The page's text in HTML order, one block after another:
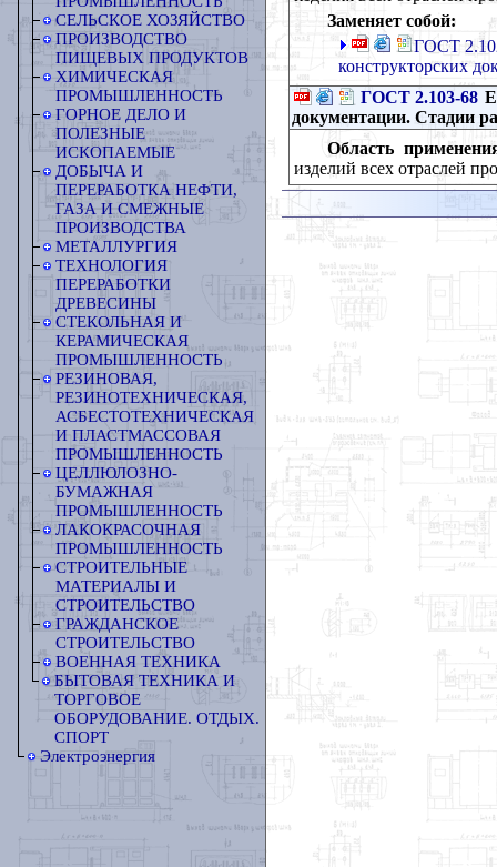
СЕЛЬСКОЕ ХОЗЯЙСТВО
ПРОИЗВОДСТВО
ПИЩЕВЫХ ПРОДУКТОВ
ХИМИЧЕСКАЯ
ПРОМЫШЛЕННОСТЬ
ГОРНОЕ ДЕЛО И
ПОЛЕЗНЫЕ
ИСКОПАЕМЫЕ
ДОБЫЧА И
ПЕРЕРАБОТКА НЕФТИ,
ГАЗА И СМЕЖНЫЕ
ПРОИЗВОДСТВА
МЕТАЛЛУРГИЯ
ТЕХНОЛОГИЯ
ПЕРЕРАБОТКИ
ДРЕВЕСИНЫ
СТЕКОЛЬНАЯ И
КЕРАМИЧЕСКАЯ
ПРОМЫШЛЕННОСТЬ
РЕЗИНОВАЯ,
РЕЗИНОТЕХНИЧЕСКАЯ,
АСБЕСТОТЕХНИЧЕСКАЯ
И ПЛАСТМАССОВАЯ
ПРОМЫШЛЕННОСТЬ
ЦЕЛЛЮЛОЗНО-
БУМАЖНАЯ
ПРОМЫШЛЕННОСТЬ
ЛАКОКРАСОЧНАЯ
ПРОМЫШЛЕННОСТЬ
СТРОИТЕЛЬНЫЕ
МАТЕРИАЛЫ И
СТРОИТЕЛЬСТВО
ГРАЖДАНСКОЕ
СТРОИТЕЛЬСТВО
ВОЕННАЯ ТЕХНИКА
БЫТОВАЯ ТЕХНИКА И
ТОРГОВОЕ
ОБОРУДОВАНИЕ. ОТДЫХ.
СПОРТ
Электроэнергия
Заменяет собой:
ГОСТ
конструкторских
ГОСТ 2.103-68
документации. Стадии
Область
изделий всех отраслей